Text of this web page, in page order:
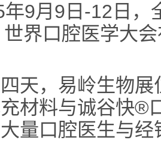
月9日-12日，
界口腔医学大会
，易岭生物展
材料与诚谷快®
量口腔医生与